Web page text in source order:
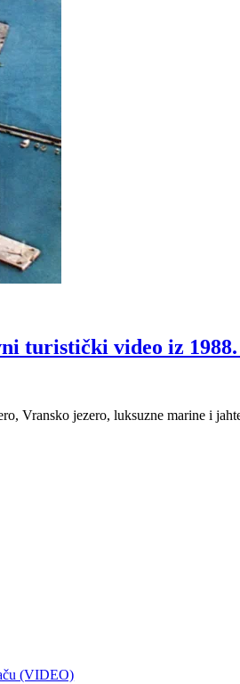
turistički video iz 1988.
Vransko jezero, luksuzne marine i
(VIDEO)